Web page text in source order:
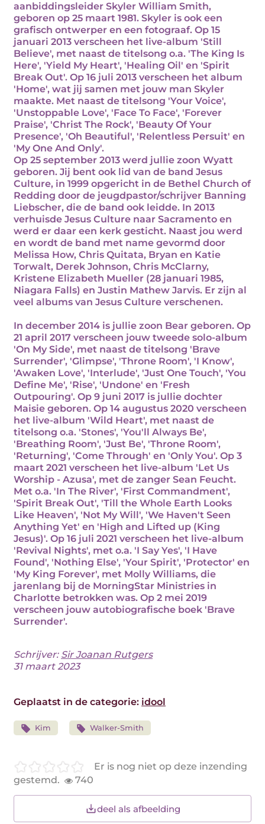
aanbiddingsleider Skyler William Smith,
geboren op 25 maart 1981. Skyler is ook een
grafisch ontwerper en een fotograaf. Op 15
januari 2013 verscheen het live-album 'Still
Believe', met naast de titelsong o.a. 'The King Is
Here', 'Yield My Heart', 'Healing Oil' en 'Spirit
Break Out'. Op 16 juli 2013 verscheen het album
'Home', wat jij samen met jouw man Skyler
maakte. Met naast de titelsong 'Your Voice',
'Unstoppable Love', 'Face To Face', 'Forever
Praise', 'Christ The Rock', 'Beauty Of Your
Presence', 'Oh Beautiful', 'Relentless Persuit' en
'My One And Only'.
Op 25 september 2013 werd jullie zoon Wyatt
geboren. Jij bent ook lid van de band Jesus
Culture, in 1999 opgericht in de Bethel Church of
Redding door de jeugdpastor/schrijver Banning
Liebscher, die de band ook leidde. In 2013
verhuisde Jesus Culture naar Sacramento en
werd er daar een kerk gesticht. Naast jou werd
en wordt de band met name gevormd door
Melissa How, Chris Quitata, Bryan en Katie
Torwalt, Derek Johnson, Chris McClarny,
Kristene Elizabeth Mueller (28 januari 1985,
Niagara Falls) en Justin Mathew Jarvis. Er zijn al
veel albums van Jesus Culture verschenen.
In december 2014 is jullie zoon Bear geboren. Op
21 april 2017 verscheen jouw tweede solo-album
'On My Side', met naast de titelsong 'Brave
Surrender', 'Glimpse', 'Throne Room', 'I Know',
'Awaken Love', 'Interlude', 'Just One Touch', 'You
Define Me', 'Rise', 'Undone' en 'Fresh
Outpouring'. Op 9 juni 2017 is jullie dochter
Maisie geboren. Op 14 augustus 2020 verscheen
het live-album 'Wild Heart', met naast de
titelsong o.a. 'Stones', 'You'll Always Be',
'Breathing Room', 'Just Be', 'Throne Room',
'Returning', 'Come Through' en 'Only You'. Op 3
maart 2021 verscheen het live-album 'Let Us
Worship - Azusa', met de zanger Sean Feucht.
Met o.a. 'In The River', 'First Commandment',
'Spirit Break Out', 'Till the Whole Earth Looks
Like Heaven', 'Not My Will', 'We Haven't Seen
Anything Yet' en 'High and Lifted up (King
Jesus)'. Op 16 juli 2021 verscheen het live-album
'Revival Nights', met o.a. 'I Say Yes', 'I Have
Found', 'Nothing Else', 'Your Spirit', 'Protector' en
'My King Forever', met Molly Williams, die
jarenlang bij de MorningStar Ministries in
Charlotte betrokken was. Op 2 mei 2019
verscheen jouw autobiografische boek 'Brave
Surrender'.
Schrijver: Sir Joanan Rutgers
31 maart 2023
Geplaatst in de categorie: idool
Kim Walker-Smith
Er is nog niet op deze inzending
gestemd.
740
deel als afbeelding